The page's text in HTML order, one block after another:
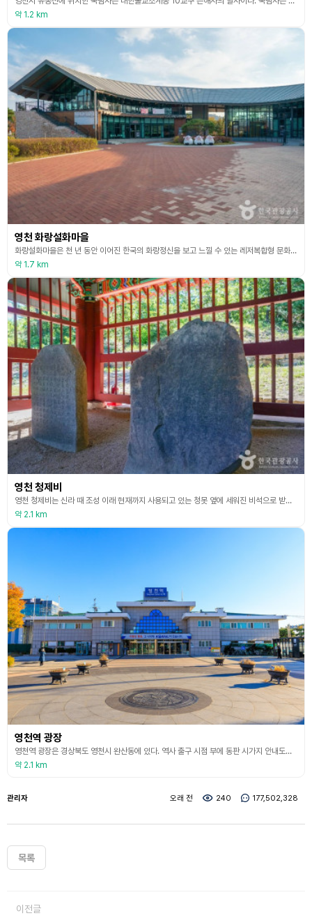
약 1.2 km
영천 화랑설화마을
화랑설화마을은 천 년 동안 이어진 한국의 화랑정신을 보고 느낄 수 있는 레저복합형 문화공간이다. 김유신 장군의 설화를 현대적으로 재해석한 이곳은 마을 곳곳에서 김유신 장군의 탄생과 이야기를 그려낸 조형물들을 만나볼 수 있다. 그뿐만 아니라 화랑들이 수련했던 활쏘기를 체험하는 국궁 체험장, 화랑과 우주에 대한 VR 체험을 할 수 있는 신화랑 우주체험관 등이 있어 가상과 현실을 넘나드는 체험을 할 수 있다. 마을 내, 영천관에서 준비된 재료로 직접 만들어보
약 1.7 km
영천 청제비
영천 청제비는 신라 때 조성 이래 현재까지 사용되고 있는 청못 옆에 세워진 비석으로 받침돌과 덮개돌 없이 자연석에 비문을 새긴 2기의 비석이다. 청제축조?수리비와 청제중립비로 구성된 이 비석은 세 시기에 걸쳐 청제의 조영 및 수리와 관련된 내용을 새긴 비석으로, 자연재해를 극복하는 토목 기술과 국가 관리 체계를 보여주는 문화유산이다. (출처 : 국가유산청 홈페이지)
약 2.1 km
영천역 광장
영천역 광장은 경상북도 영천시 완산동에 있다. 역사 출구 시점 부에 동판 시가지 안내도와 12좌 별자리를 형상화해 배치했다. 이 밖에 분수 조형물, 공연장, 경관 조경수 등을 설치해 도심 속 휴식 공간의 역할을 하고 있다. 또한 영천 시민과 영천 여행객들의 만남의 장소로도 이름 높다. 영천 IC에서 가깝고 주변에 영천전투메모리얼 파크 체험권과 우로지 자연 생태공원이 있다.
약 2.1 km
관리자 오래 전 240 177,502,328
목록
이전글